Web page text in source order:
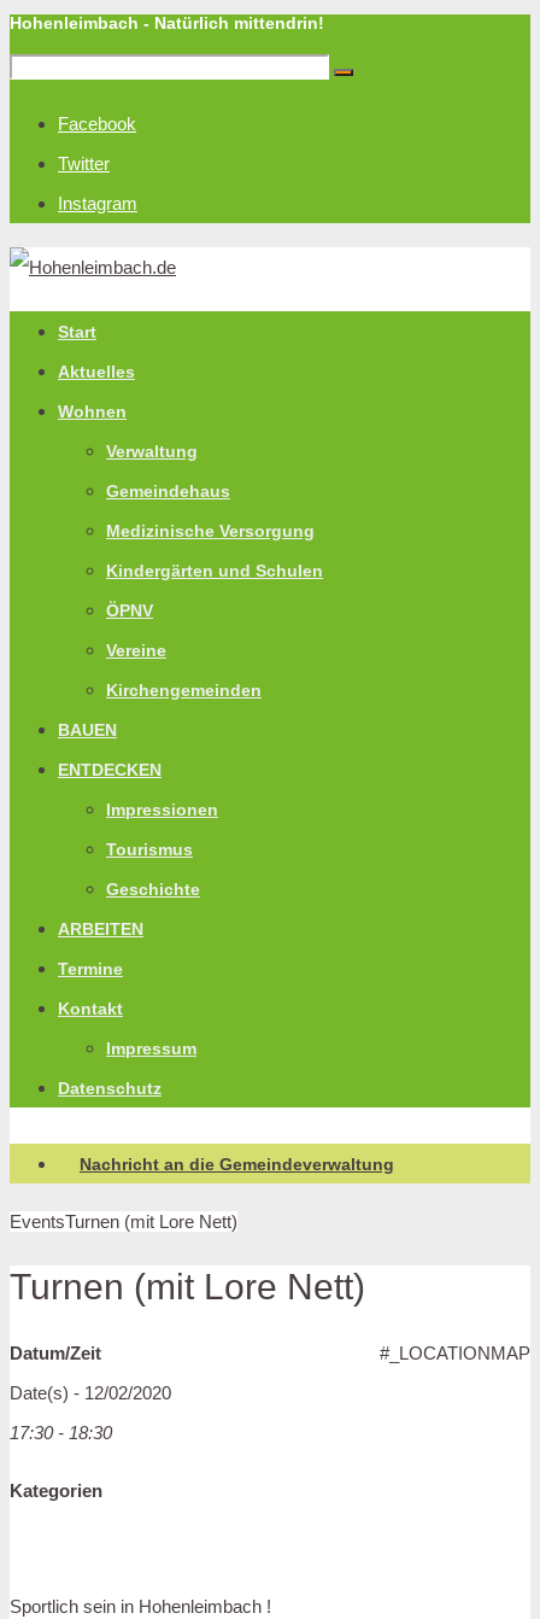
Hohenleimbach - Natürlich mittendrin!
Facebook
Twitter
Instagram
Start
Aktuelles
Wohnen
Verwaltung
Gemeindehaus
Medizinische Versorgung
Kindergärten und Schulen
ÖPNV
Vereine
Kirchengemeinden
BAUEN
ENTDECKEN
Impressionen
Tourismus
Geschichte
ARBEITEN
Termine
Kontakt
Impressum
Datenschutz
Nachricht an die Gemeindeverwaltung
EventsTurnen (mit Lore Nett)
Turnen (mit Lore Nett)
#_LOCATIONMAP
Datum/Zeit
Date(s) - 12/02/2020
17:30 - 18:30
Kategorien
Sportlich sein in Hohenleimbach !